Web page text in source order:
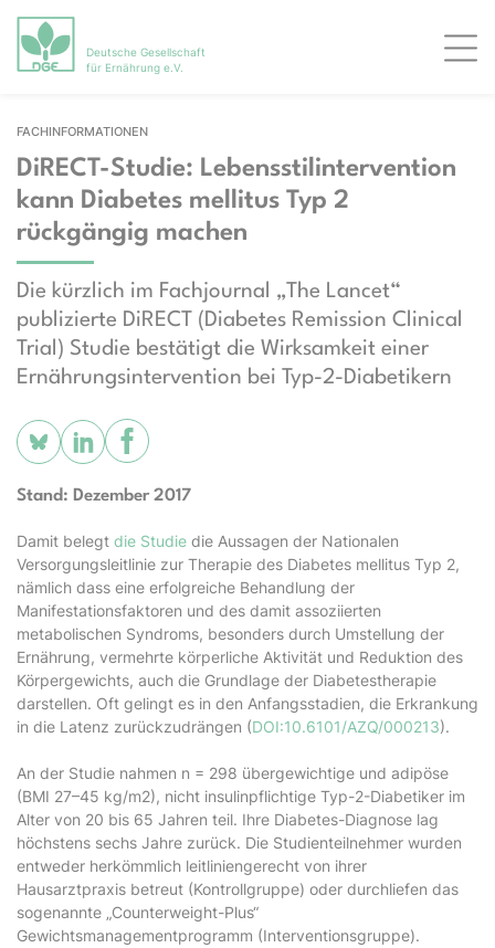
Deutsche Gesellschaft
für Ernährung e.V.
FACHINFORMATIONEN
DiRECT-Studie: Lebensstilintervention
kann Diabetes mellitus Typ 2
rückgängig machen
Die kürzlich im Fachjournal „The Lancet“
publizierte DiRECT (Diabetes Remission Clinical
Trial) Studie bestätigt die Wirksamkeit einer
Ernährungsintervention bei Typ-2-Diabetikern
Stand: Dezember 2017
Damit belegt die Studie die Aussagen der Nationalen
Versorgungsleitlinie zur Therapie des Diabetes mellitus Typ 2,
nämlich dass eine erfolgreiche Behandlung der
Manifestationsfaktoren und des damit assoziierten
metabolischen Syndroms, besonders durch Umstellung der
Ernährung, vermehrte körperliche Aktivität und Reduktion des
Körpergewichts, auch die Grundlage der Diabetestherapie
darstellen. Oft gelingt es in den Anfangsstadien, die Erkrankung
in die Latenz zurückzudrängen (DOI:10.6101/AZQ/000213).
An der Studie nahmen n = 298 übergewichtige und adipöse
(BMI 27–45 kg/m2), nicht insulinpflichtige Typ-2-Diabetiker im
Alter von 20 bis 65 Jahren teil. Ihre Diabetes-Diagnose lag
höchstens sechs Jahre zurück. Die Studienteilnehmer wurden
entweder herkömmlich leitliniengerecht von ihrer
Hausarztpraxis betreut (Kontrollgruppe) oder durchliefen das
sogenannte „Counterweight-Plus“
Gewichtsmanagementprogramm (Interventionsgruppe).